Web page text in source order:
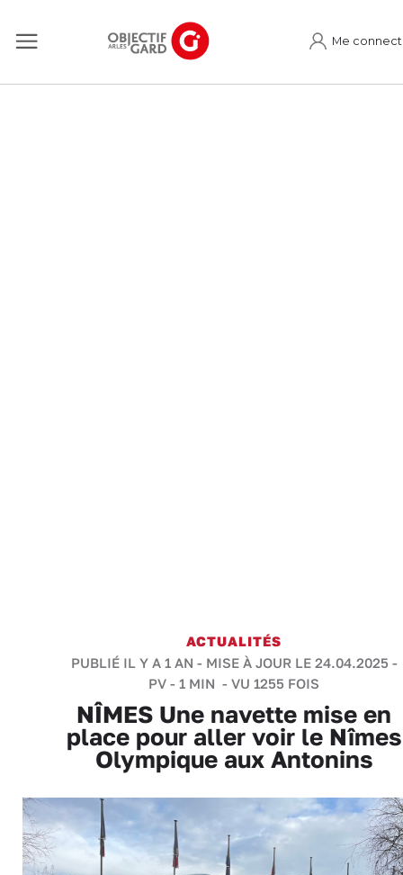
Me
ACTUALITÉS
PUBLIÉ IL Y A 1 AN - MISE À JOUR LE 24.04.2025 -
PV - 1 MIN - VU 1255 FOIS
NÎMES Une navette mise en
place pour aller voir le Nîmes
Olympique aux Antonins